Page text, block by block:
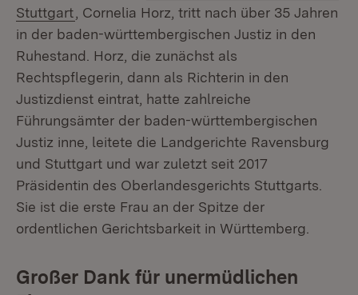
Stuttgart (Öffnet in neuem Fenster)
, Cornelia Horz, tritt nach über 35 Jahren
in der baden-württembergischen Justiz in den
Ruhestand. Horz, die zunächst als
Rechtspflegerin, dann als Richterin in den
Justizdienst eintrat, hatte zahlreiche
Führungsämter der baden-württembergischen
Justiz inne, leitete die Landgerichte Ravensburg
und Stuttgart und war zuletzt seit 2017
Präsidentin des Oberlandesgerichts Stuttgarts.
Sie ist die erste Frau an der Spitze der
ordentlichen Gerichtsbarkeit in Württemberg.
Großer Dank für unermüdlichen